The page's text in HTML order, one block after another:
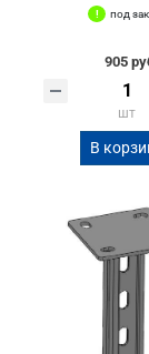
под
905
шт
В